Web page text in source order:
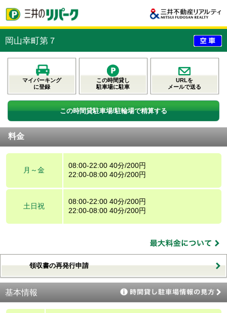
岡山幸町第７
マイパーキング
に登録
この時間貸し
駐車場に駐車
URLを
メールで送る
この時間貸駐車場/駐輪場で精算する
料金
月～金
08:00-22:00 40分/200円
22:00-08:00 40分/200円
土日祝
08:00-22:00 40分/200円
22:00-08:00 40分/200円
領収書の再発行申請
基本情報